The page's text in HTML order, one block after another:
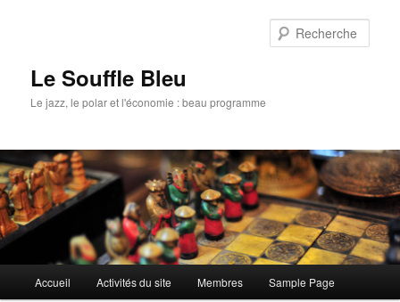
Le Souffle Bleu
Le jazz, le polar et l'économie : beau programme
principal
Aller
Aller
Accueil Activités du site Membres Sample Page